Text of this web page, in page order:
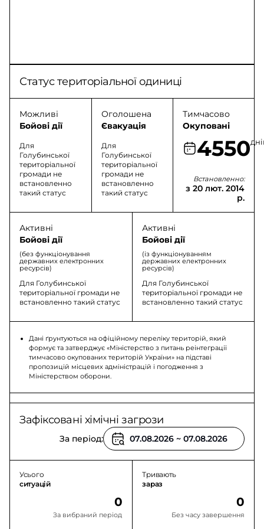
Статус територіальної одиниці
Можливі
Бойові дії
Для
Голубинської
територіальної
громади не
встановленно
такий статус
Оголошена
Євакуація
Для
Голубинської
територіальної
громади не
встановленно
такий статус
Тимчасово
Окуповані
4550
Встановленно:
з 20 лют. 2014
р.
Активні
Бойові дії
(без функціонування
державних електронних
ресурсів)
Для Голубинської
територіальної громади не
встановленно такий статус
Активні
Бойові дії
(із функціонуванням
державних електронних
ресурсів)
Для Голубинської
територіальної громади не
встановленно такий статус
Дані ґрунтуються на офіційному переліку територій, який
формує та затверджує «Міністерство з питань реінтеграції
тимчасово окупованих територій України» на підставі
пропозицій місцевих адміністрацій і погодження з
Міністерством оборони.
Зафіксовані хімічні загрози
За період:
Усього
ситуацій
0
За вибраний період
Тривають
зараз
0
Без часу завершення